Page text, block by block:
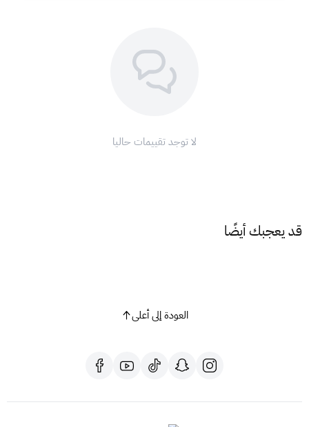
لا توجد تقييمات حاليا
قد يعجبك أيضًا
العودة إلى أعلى